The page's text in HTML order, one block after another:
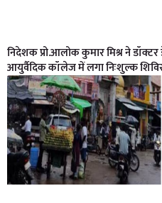
निदेशक प्रो.आलोक कुमार मिश्र ने डॉक्टर
आयुर्वैदिक कॉलेज में लगा निःशुल्क